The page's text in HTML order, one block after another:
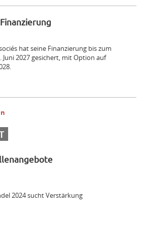
hat seine Finanzierung bis zum
Juni 2027 gesichert, mit Option auf
w/d)
Weinbau (m/w/d)
(m/w/d)
2024 sucht Verstärkung